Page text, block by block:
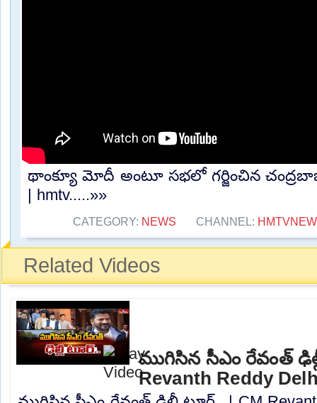
థాంక్యూ మోదీ అంటూ సభలో గర్జించిన
| hmtv.....»»
CATEGORY: NEWS CHANNEL:
Related Videos
ముగిసిన సీఎం రేవంత్
Revanth Reddy